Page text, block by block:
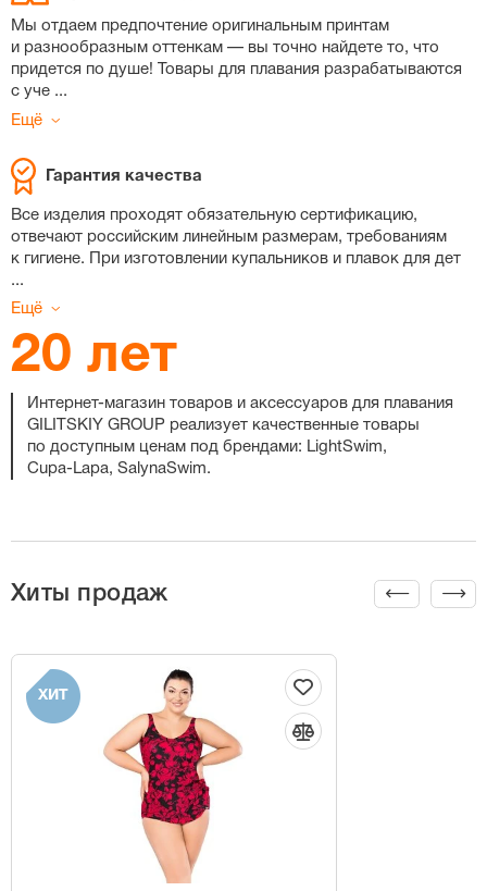
Мы отдаем предпочтение оригинальным принтам
и разнообразным оттенкам — вы точно найдете то, что
придется по душе! Товары для плавания разрабатываются
с уче ...
Ещё
Гарантия качества
Все изделия проходят обязательную сертификацию,
отвечают российским линейным размерам, требованиям
к гигиене. При изготовлении купальников и плавок для дет
...
Ещё
20 лет
Интернет-магазин товаров и аксессуаров для плавания
GILITSKIY GROUP реализует качественные товары
по доступным ценам под брендами: LightSwim,
Cupa-Lapa, SalynaSwim.
Хиты продаж
ХИТ